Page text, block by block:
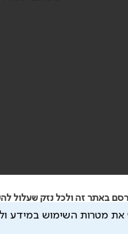
באתר זה ולכל נזק שעלול
הפרטיותול תנאי השימוש
את מטרות השימוש במידע